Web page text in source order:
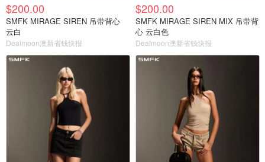
$200.00
SMFK MIRAGE SIREN 吊带背心
云白
Dealmoon澳新省钱快报
$200.00
SMFK MIRAGE SIREN MIX 吊带背
心 云白色
Dealmoon澳新省钱快报